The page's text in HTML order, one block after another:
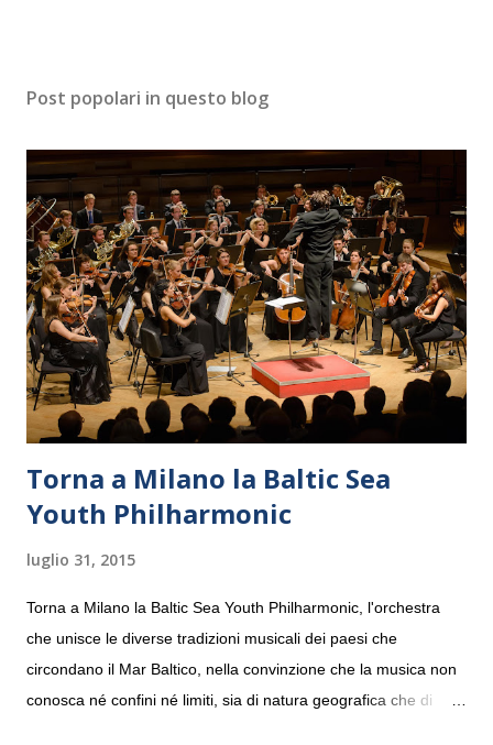
Post popolari in questo blog
Torna a Milano la Baltic Sea
Youth Philharmonic
luglio 31, 2015
Torna a Milano la Baltic Sea Youth Philharmonic, l'orchestra
che unisce le diverse tradizioni musicali dei paesi che
circondano il Mar Baltico, nella convinzione che la musica non
conosca né confini né limiti, sia di natura geografica che di